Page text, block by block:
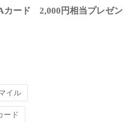
カード 2,000円相当プレゼン
イル
ード